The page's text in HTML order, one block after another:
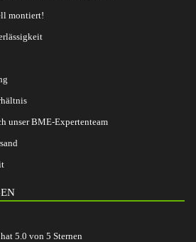
montiert!
unser BME-Expertenteam
hat 5.0 von 5 Sternen